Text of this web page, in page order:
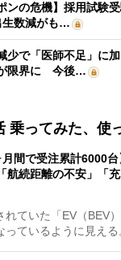
ンの危機】採用試験
数減がも…
少で「医師不足」に
限界に 今後…
乗ってみた、使
月間で受注累計6000
航続距離の不安」「
ていた「EV（BEV）
っているように見え